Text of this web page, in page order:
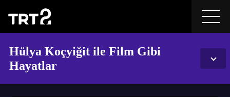
Hülya Koçyiğit ile Film Gibi
Hayatlar